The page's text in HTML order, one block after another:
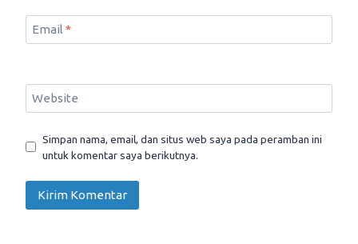
Email *
Website
Simpan nama, email, dan situs web saya pada peramban ini
untuk komentar saya berikutnya.